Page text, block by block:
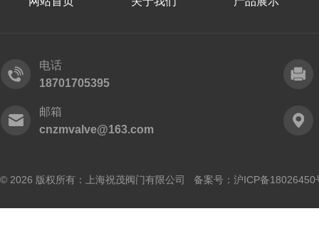
电话
18701705395
邮箱
cnzmvalve@163.com
© 2026 版权所有：上海祝茂阀门有限公司 备案号： 沪ICP备18026450